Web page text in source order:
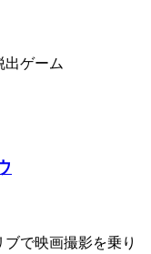
出ゲーム
で映画撮影を乗り